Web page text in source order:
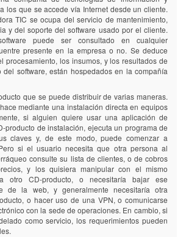
los que se accede vía Internet desde un cliente.
TIC se ocupa del servicio de mantenimiento,
y del soporte del software usado por el cliente.
puede ser consultado en cualquier
presente en la empresa o no. Se deduce
procesamiento, los insumos, y los resultados de
software, están hospedados en la compañía
que se puede distribuir de varias maneras.
mediante una instalación directa en equipos
si alguien quiere usar una aplicación de
producto de instalación, ejecuta un programa de
claves y, de este modo, puede comenzar a
si el usuario necesita que otra persona al
consulte su lista de clientes, o de cobros
y los quisiera manipular con el mismo
otro CD-producto, o necesitaría bajar ese
de la web, y generalmente necesitaría otra
o hacer uso de una VPN, o comunicarse
con la sede de operaciones. En cambio, si
como servicio, los requerimientos pueden